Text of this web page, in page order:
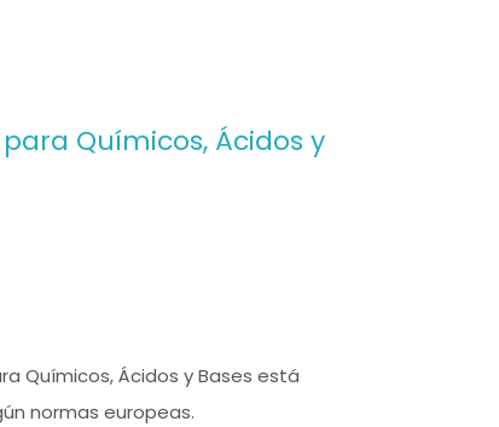
Químicos, Ácidos y
Químicos, Ácidos y Bases está
normas europeas.